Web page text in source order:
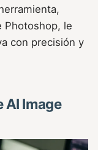
Photoshop, le
con precisión y
AI Image